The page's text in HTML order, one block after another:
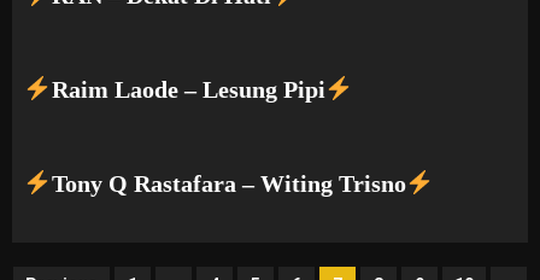
Raim Laode – Lesung Pipi
Tony Q Rastafara – Witing Trisno